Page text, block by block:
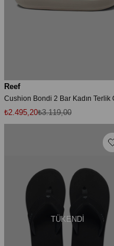
Reef
₺2.495,20₺3.119,00
TÜKENDI